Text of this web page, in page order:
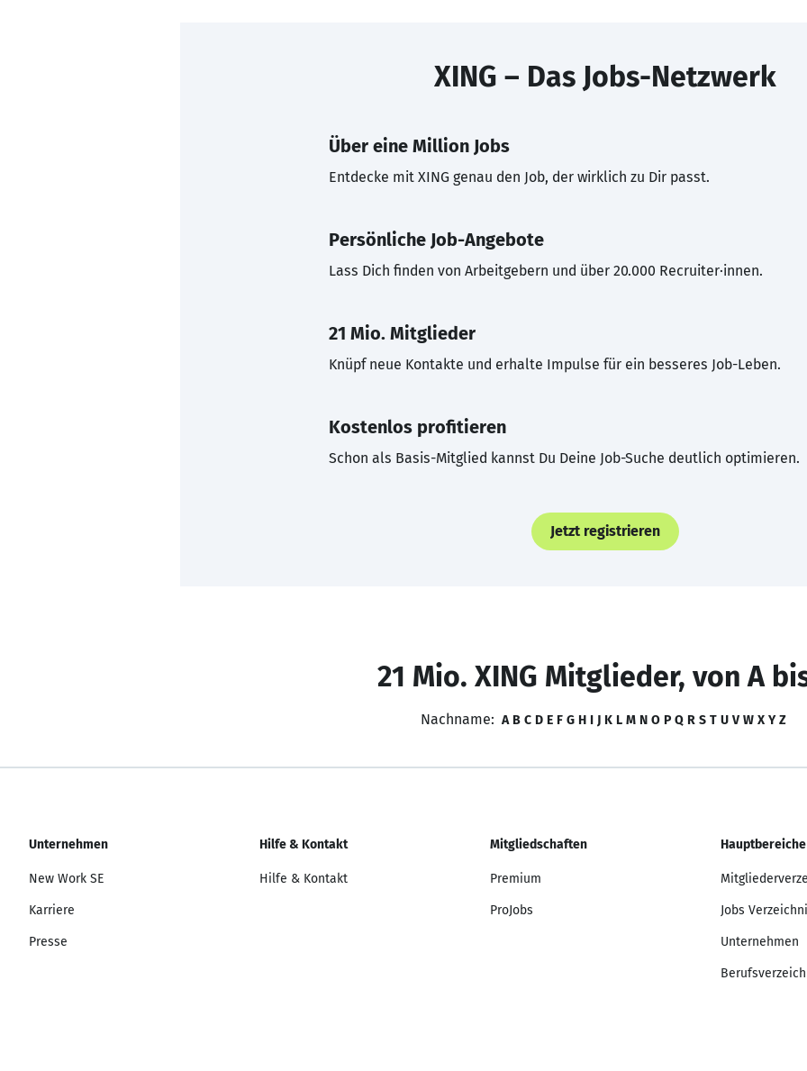
XING – Das Jobs-Netzwerk
Über eine Million Jobs
Entdecke mit XING genau den Job, der wirklich zu Dir passt.
Persönliche Job-Angebote
Lass Dich finden von Arbeitgebern und über 20.000 Recruiter·innen.
21 Mio. Mitglieder
Knüpf neue Kontakte und erhalte Impulse für ein besseres Job-Leben.
Kostenlos profitieren
Schon als Basis-Mitglied kannst Du Deine Job-Suche deutlich optimieren.
Jetzt registrieren
21 Mio. XING Mitglieder, von A
Nachname: A B C D E F G H I J K L M N O P Q R S T U V W X Y Z
Unternehmen
New Work SE
Karriere
Presse
Hilfe & Kontakt
Hilfe & Kontakt
Mitgliedschaften
Premium
ProJobs
Hauptbereiche
Jobs
Unternehmen